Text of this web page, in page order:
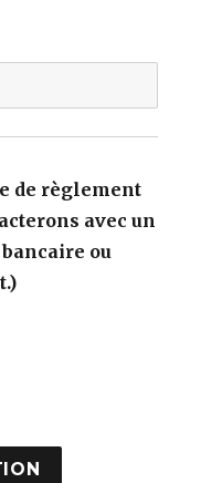
de règlement
avec un
ou